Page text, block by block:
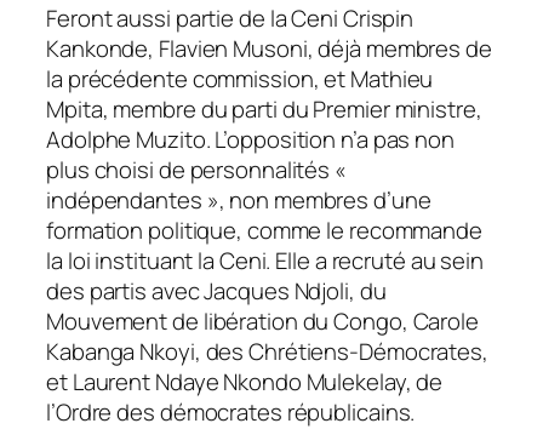
Feront aussi partie de la Ceni Crispin
Kankonde, Flavien Musoni, déjà membres de
la précédente commission, et Mathieu
Mpita, membre du parti du Premier ministre,
Adolphe Muzito. L’opposition n’a pas non
plus choisi de personnalités «
indépendantes », non membres d’une
formation politique, comme le recommande
la loi instituant la Ceni. Elle a recruté au sein
des partis avec Jacques Ndjoli, du
Mouvement de libération du Congo, Carole
Kabanga Nkoyi, des Chrétiens-Démocrates,
et Laurent Ndaye Nkondo Mulekelay, de
l’Ordre des démocrates républicains.